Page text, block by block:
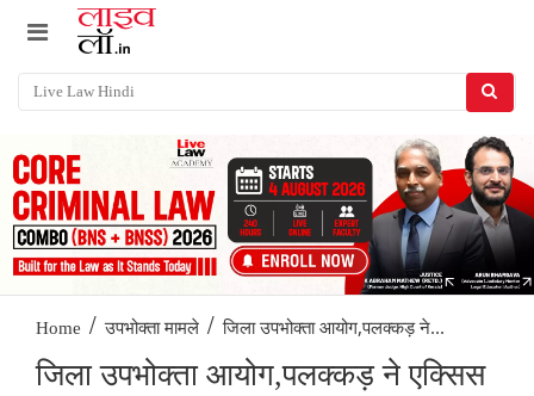
Home / उपभोक्ता मामले / जिला उपभोक्ता आयोग,पलक्कड़ ने...
जिला उपभोक्ता आयोग,पलक्कड़ ने एक्सिस